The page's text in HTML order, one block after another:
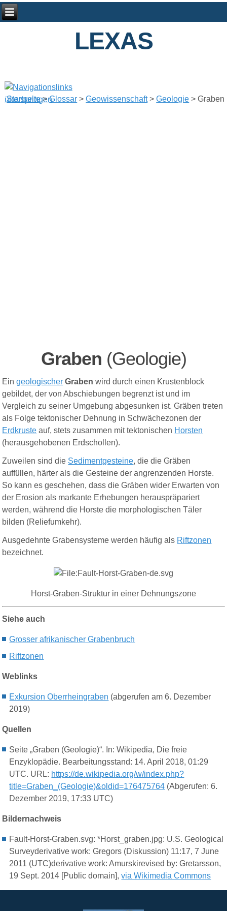
LEXAS
Startseite>Glossar >Geowissenschaft>Geologie > Graben
Graben (Geologie)
Eingeologischer Graben wird durch einen Krustenblock
gebildet, der von Abschiebungen begrenzt ist und im
Vergleich zu seiner Umgebung abgesunken ist. Gräben treten
als Folge tektonischer Dehnung in Schwächezonen der
Erdkruste auf, stets zusammen mit tektonischen Horsten
(herausgehobenen Erdschollen).
Zuweilen sind die Sedimentgesteine, die die Gräben
auffüllen, härter als die Gesteine der angrenzenden Horste.
So kann es geschehen, dass die Gräben wider Erwarten von
der Erosion als markante Erhebungen herauspräpariert
werden, während die Horste die morphologischen Täler
bilden (Reliefumkehr).
Ausgedehnte Grabensysteme werden häufig als Riftzonen
bezeichnet.
Horst-Graben-Struktur in einer Dehnungszone
Siehe auch
Grosser afrikanischer Grabenbruch
Riftzonen
Weblinks
Exkursion Oberrheingraben (abgerufen am6. Dezember
2019)
Quellen
Seite „Graben (Geologie)“. In: Wikipedia, Die freie
Enzyklopädie. Bearbeitungsstand: 14. April 2018, 01:29
UTC. URL: https://de.wikipedia.org/w/index.php?
title=Graben_(Geologie)&oldid=176475764 (Abgerufen: 6.
Dezember 2019, 17:33 UTC)
Bildernachweis
Fault-Horst-Graben.svg: *Horst_graben.jpg: U.S. Geological
Surveyderivative work: Gregors (Diskussion) 11:17, 7 June
2011 (UTC)derivative work: Amurskirevised by: Gretarsson,
19 Sept. 2014 [Public domain],via Wikimedia Commons